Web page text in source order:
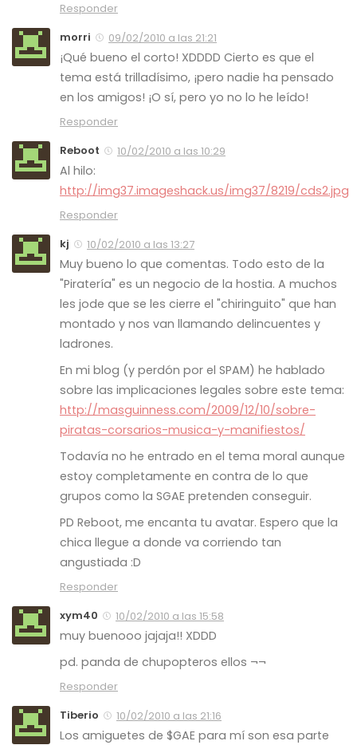
Responder
morri
09/02/2010 a las 21:21
¡Qué bueno el corto! XDDDD Cierto es que el
tema está trilladísimo, ¡pero nadie ha pensado
en los amigos! ¡O sí, pero yo no lo he leído!
Responder
Reboot
10/02/2010 a las 10:29
Al hilo:
http://img37.imageshack.us/img37/8219/cds2.jpg
Responder
kj
10/02/2010 a las 13:27
Muy bueno lo que comentas. Todo esto de la
"Piratería" es un negocio de la hostia. A muchos
les jode que se les cierre el "chiringuito" que han
montado y nos van llamando delincuentes y
ladrones.
En mi blog (y perdón por el SPAM) he hablado
sobre las implicaciones legales sobre este tema:
http://masguinness.com/2009/12/10/sobre-
piratas-corsarios-musica-y-manifiestos/
Todavía no he entrado en el tema moral aunque
estoy completamente en contra de lo que
grupos como la SGAE pretenden conseguir.
PD Reboot, me encanta tu avatar. Espero que la
chica llegue a donde va corriendo tan
angustiada :D
Responder
xym40
10/02/2010 a las 15:58
muy buenooo jajaja!! XDDD
pd. panda de chupopteros ellos ¬¬
Responder
Tiberio
10/02/2010 a las 21:16
Los amiguetes de $GAE para mí son esa parte